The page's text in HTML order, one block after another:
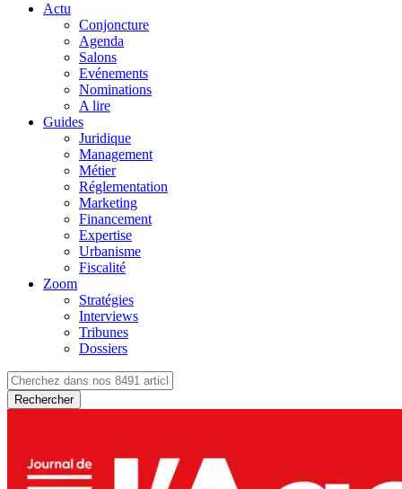
Actu
Conjoncture
Agenda
Salons
Evénements
Nominations
A lire
Guides
Juridique
Management
Métier
Réglementation
Marketing
Financement
Expertise
Urbanisme
Fiscalité
Zoom
Stratégies
Interviews
Tribunes
Dossiers
Rechercher